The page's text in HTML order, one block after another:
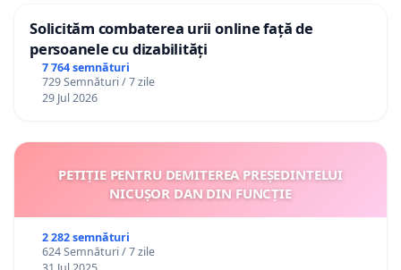
Solicităm combaterea urii online față de
persoanele cu dizabilități
7 764 semnături
729 Semnături / 7 zile
29 Jul 2026
PETIȚIE PENTRU DEMITEREA PREȘEDINTELUI
NICUȘOR DAN DIN FUNCȚIE
2 282 semnături
624 Semnături / 7 zile